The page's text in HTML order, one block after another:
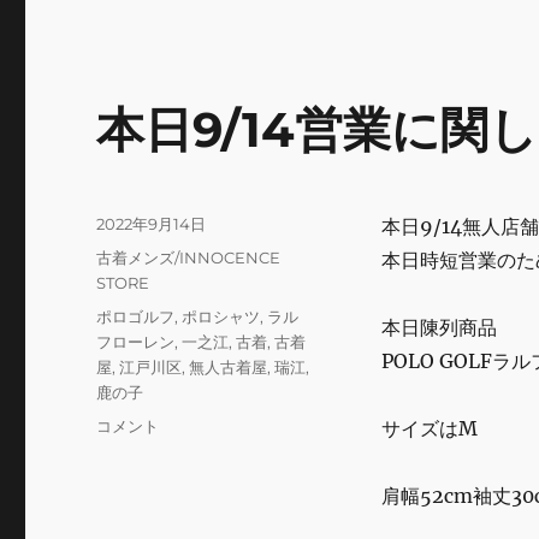
b
o
o
k
r
本日9/14営業に関
本日9/14無人店舗
本日時短営業の
本日陳列商品
POLO GOLFラル
サイズはM
肩幅52cm袖丈
投
稿
2022年9月14日
カ
テ
ゴ
ー
古着メンズ/INNOCENCE
STORE
タ
グ
ポロゴルフ, ポロシャツ, ラル
フローレン,一之江,古着,古着
屋,江戸川区,無人古着屋,瑞江,
鹿の子
本
コメント